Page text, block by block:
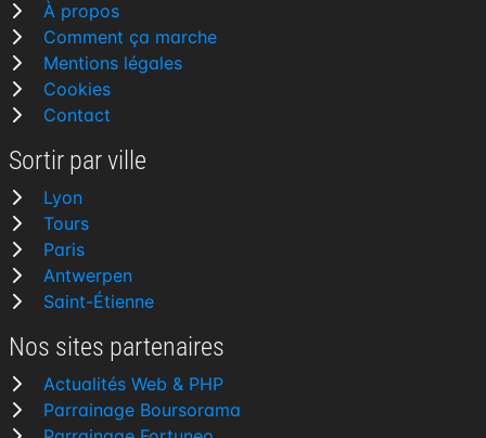
À propos
Comment ça marche
Mentions légales
Cookies
Contact
Sortir par ville
Lyon
Tours
Paris
Antwerpen
Saint-Étienne
Nos sites partenaires
Actualités Web & PHP
Parrainage Boursorama